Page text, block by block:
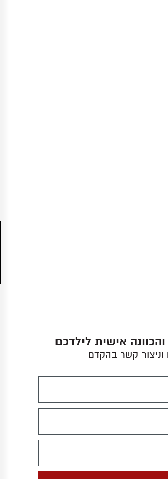
אישית לילדכם
קשר בהקדם